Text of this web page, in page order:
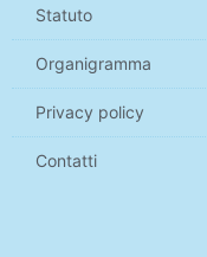
Statuto
Organigramma
Privacy policy
Contatti